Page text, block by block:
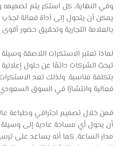
وفي النهاية، كل استكر يتم
يمكن أن يتحول إلى أداة فعالة لجذب
بالعلامة التجارية وتحقيق حضور أقوى
لماذا تعتبر الاستكرات اللاصقة
تبحث الشركات دائمًا عن حلول
بتكلفة مناسبة. ولذلك تعد
فعالية وانتشارًا في السوق
فمن خلال تصميم احترافي وطباعة
أن يحول أي مساحة عادية إلى
مدار الساعة. كما أنه يساعد على